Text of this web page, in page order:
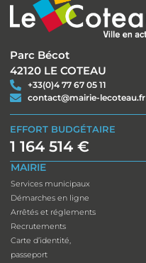
Parc Bécot
42120 LE COTEAU
+33(0)4 77 67 05 11
contact@mairie-lecoteau.fr
EFFORT BUDGÉTAIRE
1 164 514 €
MAIRIE
Services municipaux
Démarches en ligne
Arrêtés et réglements
Recrutements
Carte d’identité,
passeport